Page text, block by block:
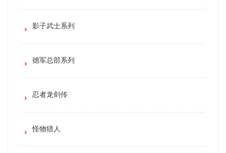
影子武士系列
德军总部系列
忍者龙剑传
怪物猎人